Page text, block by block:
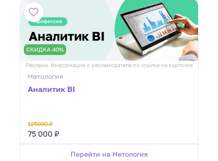
СКИДКА 40%
Реклама. Информация о рекламодателе по ссылке на карточке
Нетология
Аналитик BI
125000 ₽
75 000 ₽
Перейти на Нетология